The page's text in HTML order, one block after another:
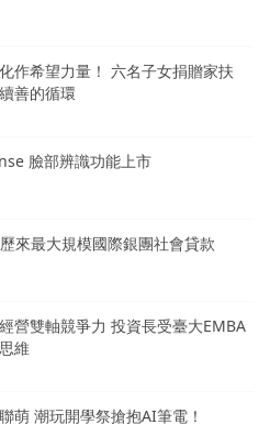
作希望力量！ 六名子女捐贈家扶
善的循環
臉部辨識功能上市
來最大規模國際銀團社會貸款
營雙軸競爭力 投資長受臺大EMBA
維
萌 潮玩開學祭搶抱AI筆電！